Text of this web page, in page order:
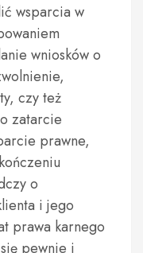
wsparcia w
wniosków o
czy też
zatarcie
prawne,
o
i jego
prawa karnego
pewnie i